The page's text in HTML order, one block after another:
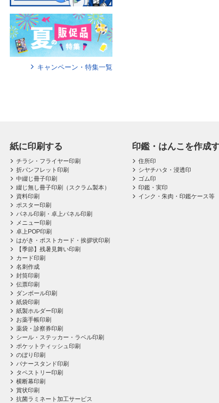
キャンペーン・特集一覧
紙に印刷する
チラシ・フライヤー印刷
折パンフレット印刷
中綴じ冊子印刷
綴じ無し冊子印刷（スクラム製本）
資料印刷
ポスター印刷
パネル印刷・卓上パネル印刷
メニュー印刷
卓上POP印刷
はがき・ポストカード・挨拶状印刷
【季節】残暑見舞い印刷
カード印刷
名刺作成
封筒印刷
伝票印刷
ダンボール印刷
紙袋印刷
紙製ホルダー印刷
お薬手帳印刷
薬袋・診察券印刷
シール・ステッカー・ラベル印刷
ポケットティッシュ印刷
のぼり印刷
バナースタンド印刷
タペストリー印刷
横断幕印刷
賞状印刷
抗菌ラミネート加工サービス
印鑑・はんこを作成
住所印
シヤチハタ・浸透印
ゴム印
印鑑・実印
インク・朱肉・印鑑ケース等